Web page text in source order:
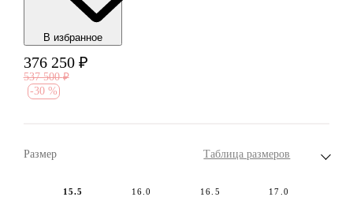
В избранноe
376 250 ₽
537 500 ₽
-30 %
Размер Таблица размеров
15.5 16.0 16.5
17.0